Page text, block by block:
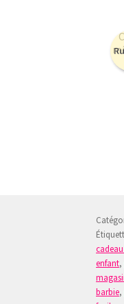
enfant,
barbie,